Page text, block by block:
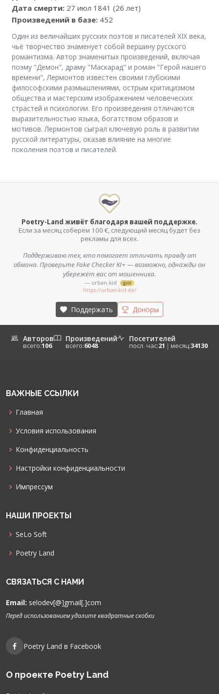
Дата смерти: 27 июл 1841 (26 лет)
Произведений в базе: 452
Один из величайших русских поэтов и писателей XIX века,
чьё творчество знаменует собой вершину русского
романтизма. Автор знаменитых произведений, включая
поэму "Демон", драму "Маскарад" и роман "Герой нашего
времени", Лермонтов известен своими глубокими
философскими размышлениями, острым критицизмом
общества и мастерским изображением человеческих
страстей и психологии. Его произведения отличаются
выразительностью языка, богатством образов и
мотивов. Лермонтов сыграл ключевую роль в развитии
русской литературы, оказав влияние на многие
поколения поэтов и писателей.
Poetry-Land живёт благодаря вашей поддержке.
Если за месяц соберём 100 €, следующий месяц будет без
рекламы для всех.
Поддерживаю тех, кто помогает отличать правду от
обмана. Проверьте Fake Checker KI+ — возможно, однажды он
убережёт вас от мошенника.
— urban-kid gold
https://urban-kid.de/
Поддержать Доноры
Авторов
всего:106
Произведений
всего:6048
Посетителей
посл. час:21 | месяц:34130
ВАЖНЫЕ ССЫЛКИ
Главная
Условия использования
Конфиденциальность
Настройки конфиденциальности
Импрессум
НАШИ ПРОЕКТЫ
SeLo Soft
Poetry Land
СВЯЗАТЬСЯ С НАМИ
Email: selodev[@]gmail[.]com
Перед использованием удалите квадратные скобки
Poetry Land в Facebook
О проекте Poetry Land